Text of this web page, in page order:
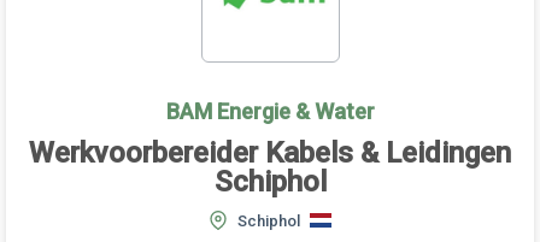
BAM Energie & Water
Werkvoorbereider Kabels & Leidingen
Schiphol
Schiphol